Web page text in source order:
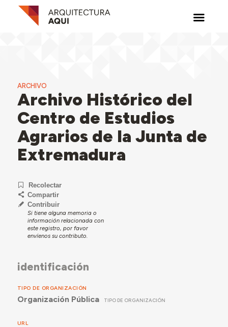
ARCHIVO
Archivo Histórico del
Centro de Estudios
Agrarios de la Junta de
Extremadura
Recolectar
Compartir
Contribuir
Si tiene alguna memoria o
información relacionada con
este registro, por favor
envíenos su contributo.
identificación
TIPO DE ORGANIZACIÓN
Organización Pública TIPO DE ORGANIZACIÓN
URL